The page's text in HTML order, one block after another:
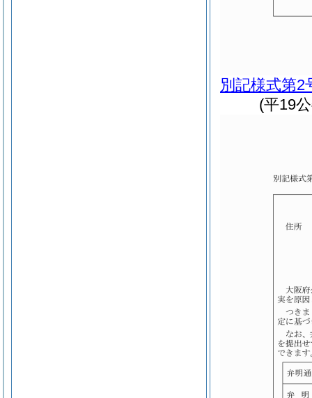
別記様式第2
(平19